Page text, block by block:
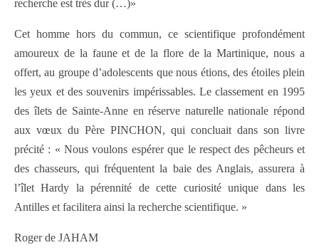
recherche est très dur (…)»
Cet homme hors du commun, ce scientifique profondément
amoureux de la faune et de la flore de la Martinique, nous a
offert, au groupe d’adolescents que nous étions, des étoiles plein
les yeux et des souvenirs impérissables. Le classement en 1995
des îlets de Sainte-Anne en réserve naturelle nationale répond
aux vœux du Père PINCHON, qui concluait dans son livre
précité : « Nous voulons espérer que le respect des pêcheurs et
des chasseurs, qui fréquentent la baie des Anglais, assurera à
l’îlet Hardy la pérennité de cette curiosité unique dans les
Antilles et facilitera ainsi la recherche scientifique. »
Roger de JAHAM